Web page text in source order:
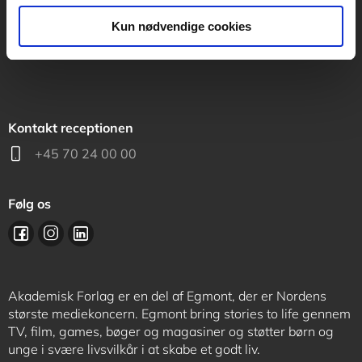
Kun nødvendige cookies
support@akademisk.dk
Kontakt receptionen
+45 70 24 00 00
Følg os
Akademisk Forlag er en del af Egmont, der er Nordens
største mediekoncern. Egmont bring stories to life gennem
TV, film, games, bøger og magasiner og støtter børn og
unge i svære livsvilkår i at skabe et godt liv.